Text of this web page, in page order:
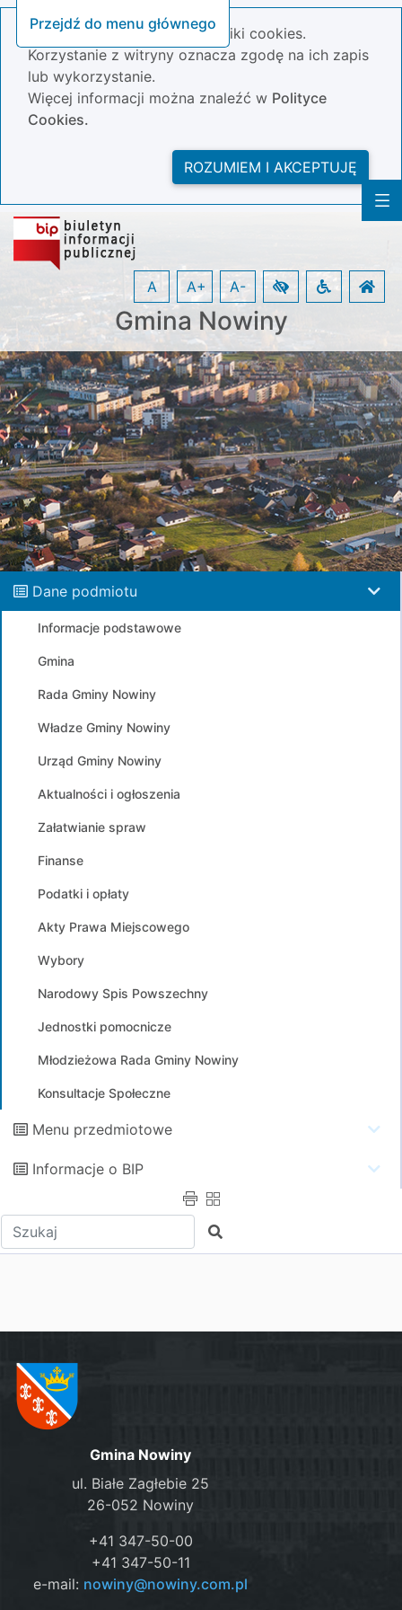
Przejdź do menu głównego
Nasza strona wykorzystuje pliki cookies.
Korzystanie z witryny oznacza zgodę na ich zapis
lub wykorzystanie.
Więcej informacji można znaleźć w Polityce
Cookies.
ROZUMIEM I AKCEPTUJĘ
Gmina Nowiny
A A+ A-
Dane podmiotu
Informacje podstawowe
Gmina
Rada Gminy Nowiny
Władze Gminy Nowiny
Urząd Gminy Nowiny
Aktualności i ogłoszenia
Załatwianie spraw
Finanse
Podatki i opłaty
Akty Prawa Miejscowego
Wybory
Narodowy Spis Powszechny
Jednostki pomocnicze
Młodzieżowa Rada Gminy Nowiny
Konsultacje Społeczne
Menu przedmiotowe
Informacje o BIP
Wpisz tekst do wyszukania Szukaj
Gmina Nowiny
ul. Białe Zagłebie 25
26-052 Nowiny
+41 347-50-00
+41 347-50-11
e-mail: nowiny@nowiny.com.pl